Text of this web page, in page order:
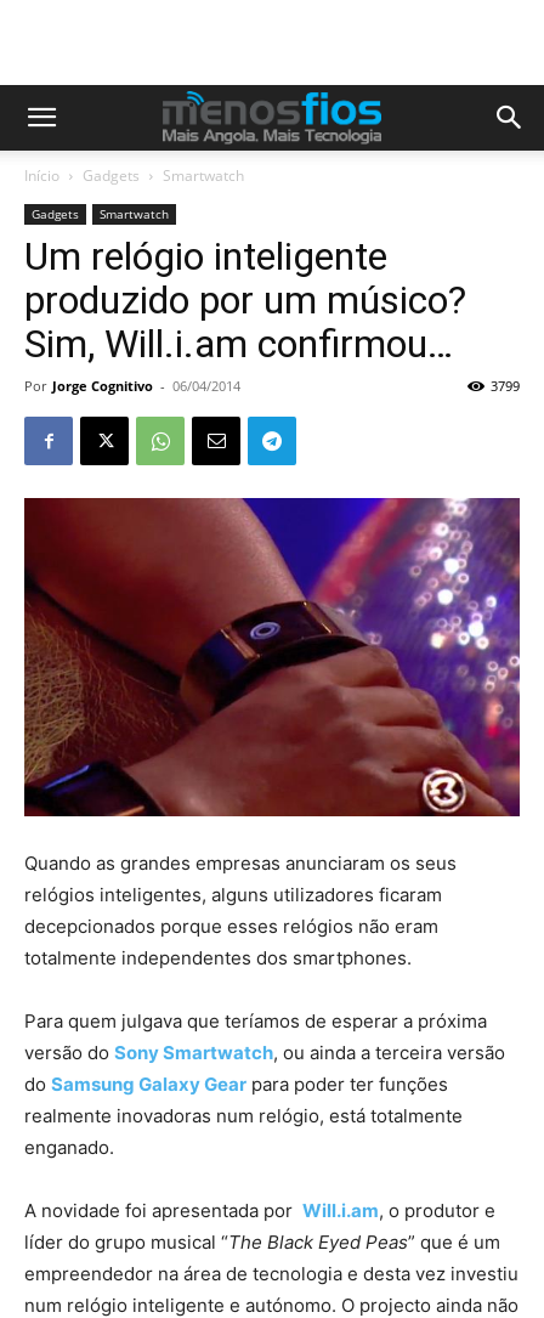
Início Gadgets Smartwatch
Gadgets Smartwatch
Um relógio inteligente
produzido por um músico?
Sim, Will.i.am confirmou…
Por Jorge Cognitivo - 06/04/2014 3799
Quando as grandes empresas anunciaram os seus
relógios inteligentes, alguns utilizadores ficaram
decepcionados porque esses relógios não eram
totalmente independentes dos smartphones.
Para quem julgava que teríamos de esperar a próxima
versão do Sony Smartwatch, ou ainda a terceira versão
do Samsung Galaxy Gear para poder ter funções
realmente inovadoras num relógio, está totalmente
enganado.
A novidade foi apresentada por Will.i.am, o produtor e
líder do grupo musical “The Black Eyed Peas” que é um
empreendedor na área de tecnologia e desta vez investiu
num relógio inteligente e autónomo. O projecto ainda não